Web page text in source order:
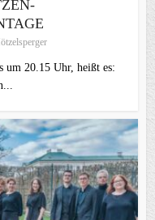
um 20.15 Uhr, heißt es: